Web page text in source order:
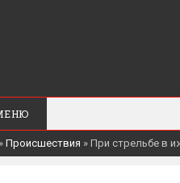
» Происшествия » При стрельбе в